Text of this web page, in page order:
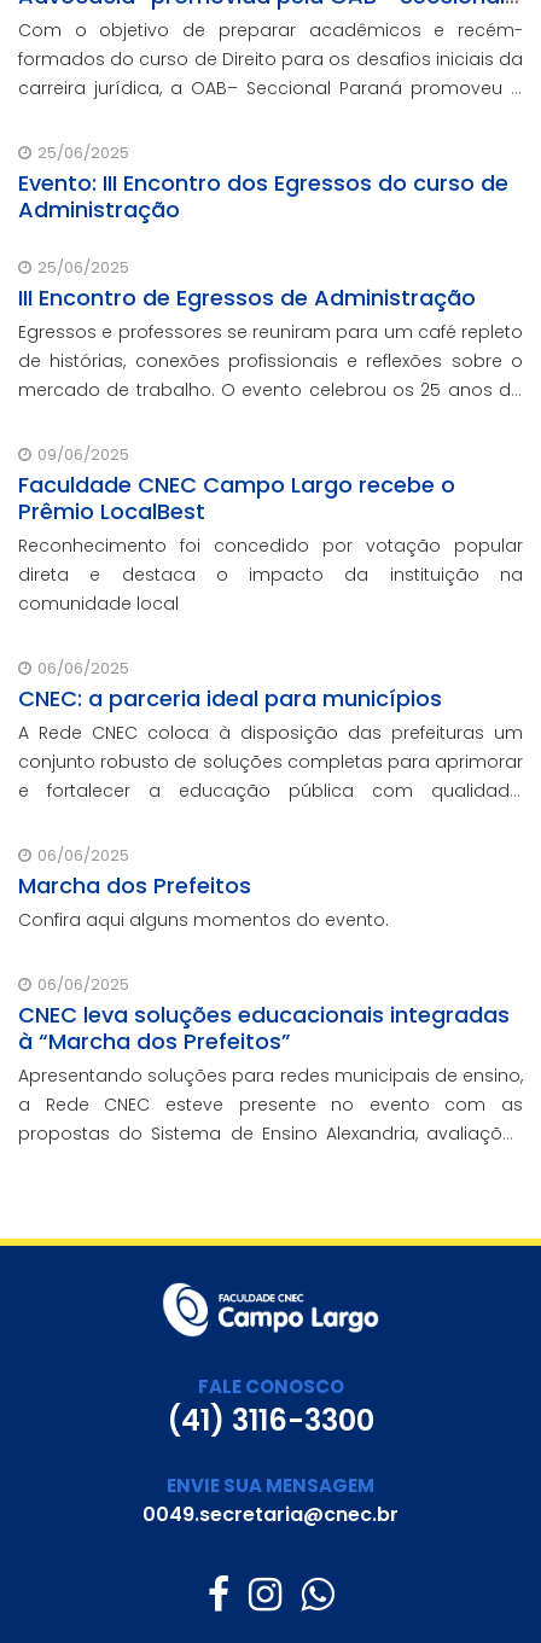
Paraná
Com o objetivo de preparar acadêmicos e recém-
formados do curso de Direito para os desafios iniciais da
carreira jurídica, a OAB– Seccional Paraná promoveu a
25/06/2025
Evento: III Encontro dos Egressos do curso de
Administração
25/06/2025
III Encontro de Egressos de Administração
Egressos e professores se reuniram para um café repleto
de histórias, conexões profissionais e reflexões sobre o
mercado de trabalho. O evento celebrou os 25 anos da
lançamento dos cursos semipresenciais pion
09/06/2025
Faculdade CNEC Campo Largo recebe o
Prêmio LocalBest
Reconhecimento foi concedido por votação popular
direta e destaca o impacto da instituição na
comunidade local
06/06/2025
CNEC: a parceria ideal para municípios
A Rede CNEC coloca à disposição das prefeituras um
conjunto robusto de soluções completas para aprimorar
e fortalecer a educação pública com qualidade,
que não participaram da Marcha dos Prefeitos
06/06/2025
Marcha dos Prefeitos
Confira aqui alguns momentos do evento.
06/06/2025
CNEC leva soluções educacionais integradas
à “Marcha dos Prefeitos”
Apresentando soluções para redes municipais de ensino,
a Rede CNEC esteve presente no evento com as
propostas do Sistema de Ensino Alexandria, avaliações
FALE CONOSCO
(41) 3116-3300
ENVIE SUA MENSAGEM
0049.secretaria@cnec.br